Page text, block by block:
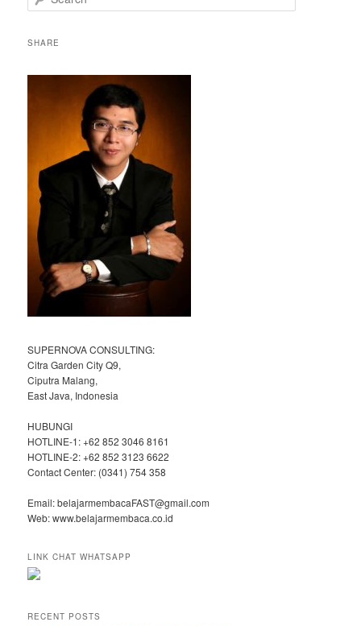
e
rSHARE
SUPERNOVA CONSULTING:
Citra Garden City Q9,
Ciputra Malang,
East Java, Indonesia
HUBUNGI
HOTLINE-1: +62 852 3046 8161
HOTLINE-2: +62 852 3123 6622
Contact Center: (0341) 754 358
Email: belajarmembacaFAST@gmail.com
Web: www.belajarmembaca.co.id
LINK CHAT WHATSAPP
RECENT POSTS